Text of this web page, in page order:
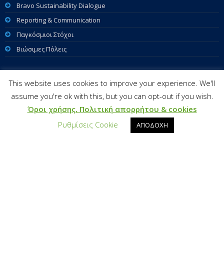
Bravo Sustainability Dialogue
Reporting & Communication
Παγκόσμιοι Στόχοι
Βιώσιμες Πόλεις
ΕΠΙΚΟΙΝΩΝΙΑ
This website uses cookies to improve your experience. We'll
assume you're ok with this, but you can opt-out if you wish.
Όροι χρήσης, Πολιτική απορρήτου & cookies
Ρυθμίσεις Cookie
ΑΠΟΔΟΧΗ